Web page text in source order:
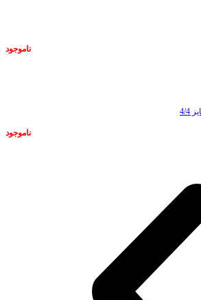
ناموجود
ناموجود